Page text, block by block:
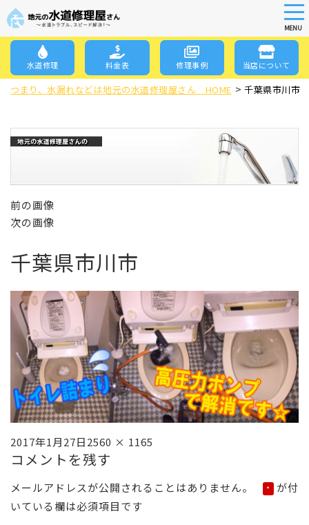
Skip
main
content
MENU
水道修理 料金表 修理事例 当店について
つまり、水漏れなどは地元の水道修理屋さん HOME > 千葉県市川市
前の画像
次の画像
千葉県市川市
投
稿
2017年1月27日フ
ル
イ
ズ
2560 × 1165
コメントを残す
メールアドレスが公開されることはありません。 *
が付
いている欄は必須項目です